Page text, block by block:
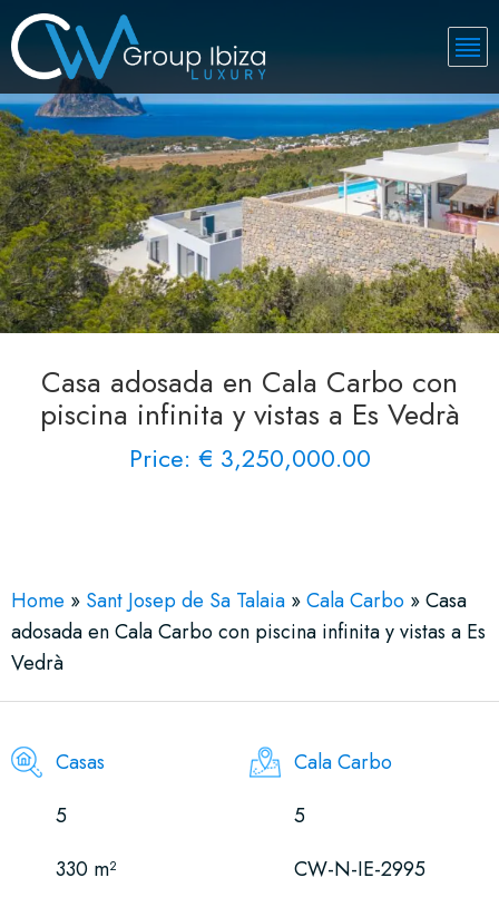
Casa adosada en Cala Carbo con
piscina infinita y vistas a Es Vedrà
Price: € 3,250,000.00
Home » Sant Josep de Sa Talaia »Cala Carbo »Casa
adosada en Cala Carbo con piscina infinita y vistas a Es
Vedrà
Casas
Cala Carbo
5
5
330 m²
CW-N-IE-2995